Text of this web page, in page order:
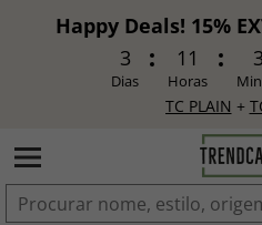
Happy Deals! 15%
3
Dias
11
Horas
TC PLAIN +